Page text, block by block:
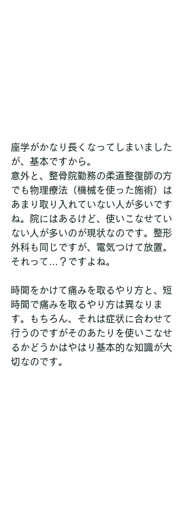
座学がかなり長くなってしまいました
が、基本ですから。
意外と、整骨院勤務の柔道整復師の方
でも物理療法（機械を使った施術）は
あまり取り入れていない人が多いです
ね。院にはあるけど、使いこなせてい
ない人が多いのが現状なのです。整形
外科も同じですが、電気つけて放置。
それって…？ですよね。
時間をかけて痛みを取るやり方と、短
時間で痛みを取るやり方は異なりま
す。もちろん、それは症状に合わせて
行うのですがそのあたりを使いこなせ
るかどうかはやはり基本的な知識が大
切なのです。